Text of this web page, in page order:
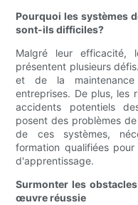
Pourquoi les systèmes
sont-ils difficiles?
Malgré leur efficacité,
présentent plusieurs
et de la
entreprises. De plus, les
accidents potentiels
posent des problèmes
de ces systèmes,
formation qualifiées
d'apprentissage.
Surmonter les
œuvre réussie